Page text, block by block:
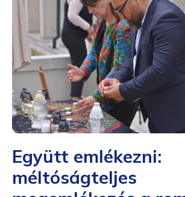
Együtt emlékezni:
méltóságteljes